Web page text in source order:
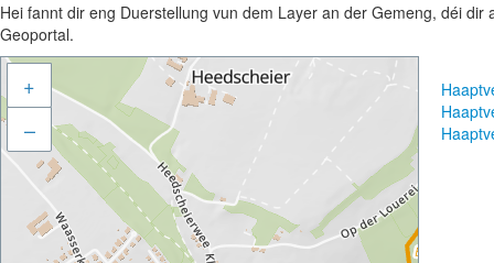
Hei fannt dir eng Duerstellung vun dem Layer an der Gemeng, déi
Geoportal.
+
–